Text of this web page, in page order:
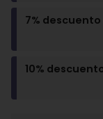
7%
10%